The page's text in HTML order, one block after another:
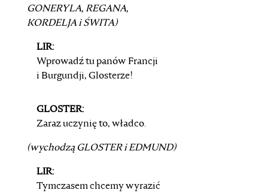
GONERYLA, REGANA,
KORDELJAi ŚWITA)
LIR:
Wprowadź tu panów Francji
i Burgundji, Glosterze!
GLOSTER:
Zaraz uczynię to, władco.
(wychodzą GLOSTERiEDMUND)
LIR:
Tymczasem chcemy wyrazić